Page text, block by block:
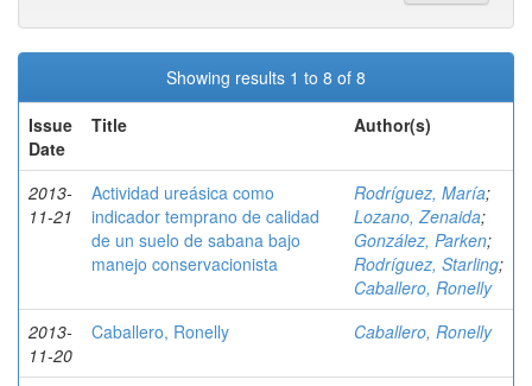
Showing results 1 to 8 of 8
Issue
Date
Title Author(s)
2013-
11-21
Actividad ureásica como
indicador temprano de calidad
de un suelo de sabana bajo
manejo conservacionista
Rodríguez, María;
Lozano, Zenaida;
González, Parken;
Rodríguez, Starling;
Caballero, Ronelly
2013-
11-20
Caballero, Ronelly Caballero, Ronelly